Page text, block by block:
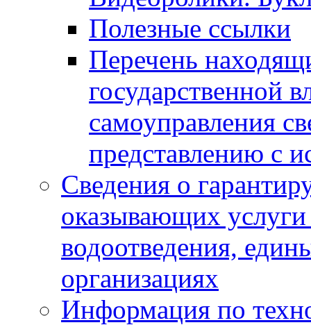
Полезные ссылки
Перечень
государственной
самоуправления
представлению с
Сведения о
оказывающих
водоотведения,
организациях
Информация по